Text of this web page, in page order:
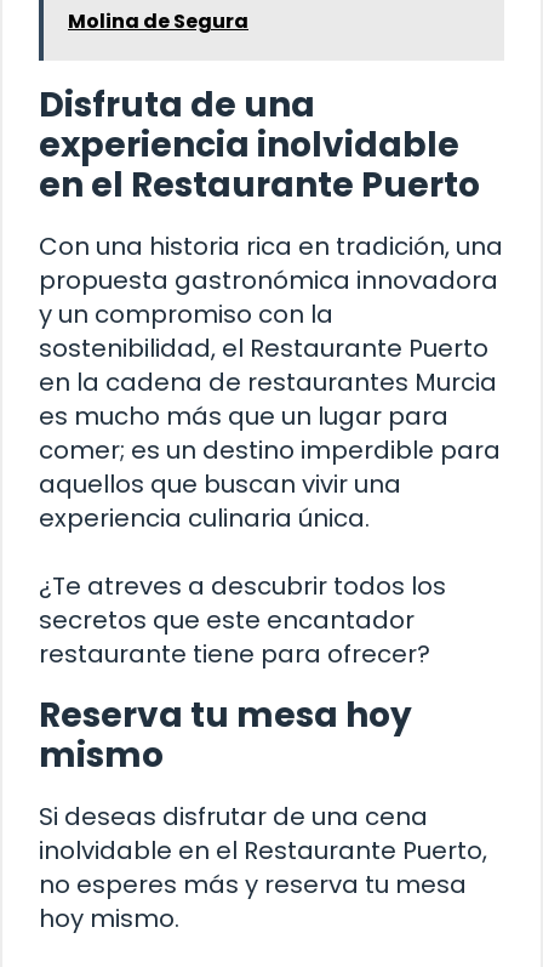
Molina de Segura
Disfruta de una
experiencia inolvidable
en el Restaurante Puerto
Con una historia rica en tradición, una
propuesta gastronómica innovadora
y un compromiso con la
sostenibilidad, el Restaurante Puerto
en la cadena de restaurantes Murcia
es mucho más que un lugar para
comer; es un destino imperdible para
aquellos que buscan vivir una
experiencia culinaria única.
¿Te atreves a descubrir todos los
secretos que este encantador
restaurante tiene para ofrecer?
Reserva tu mesa hoy
mismo
Si deseas disfrutar de una cena
inolvidable en el Restaurante Puerto,
no esperes más y reserva tu mesa
hoy mismo.